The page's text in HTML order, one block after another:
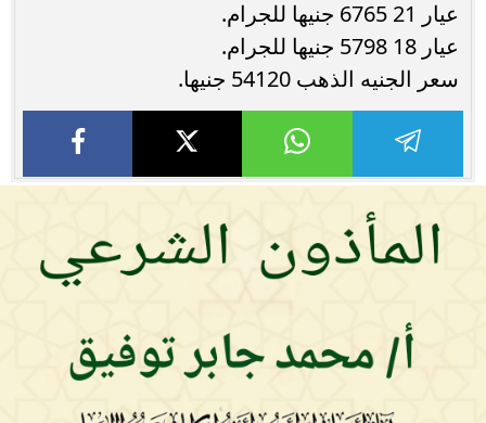
عيار 21 6765 جنيها للجرام.
عيار 18 5798 جنيها للجرام.
سعر الجنيه الذهب 54120 جنيها.